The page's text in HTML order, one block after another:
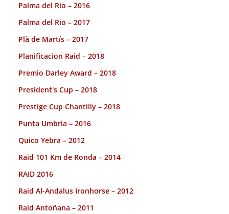
Palma del Rio – 2016
Palma del Rio – 2017
Plà de Martís – 2017
Planificacion Raid – 2018
Premio Darley Award – 2018
President's Cup – 2018
Prestige Cup Chantilly – 2018
Punta Umbria – 2016
Quico Yebra – 2012
Raid 101 Km de Ronda – 2014
RAID 2016
Raid Al-Andalus Ironhorse – 2012
Raid Antoñana – 2011